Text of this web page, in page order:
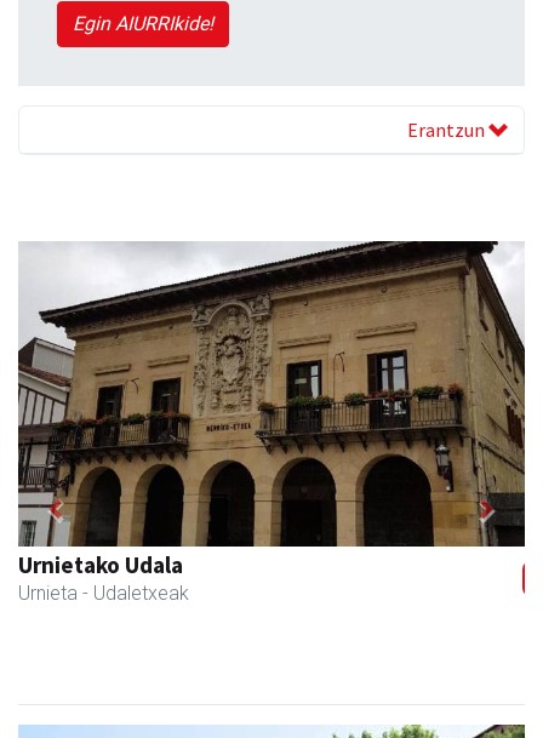
Egin AIURRIkide!
Erantzun
Ikasmin ikasketa zentroa
Urnieta - Ikasketa zentroak
Previous Next